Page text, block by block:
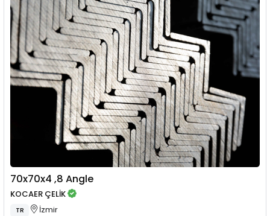
70x70x4 ,8 Angle
KOCAER ÇELİK
TR İzmir